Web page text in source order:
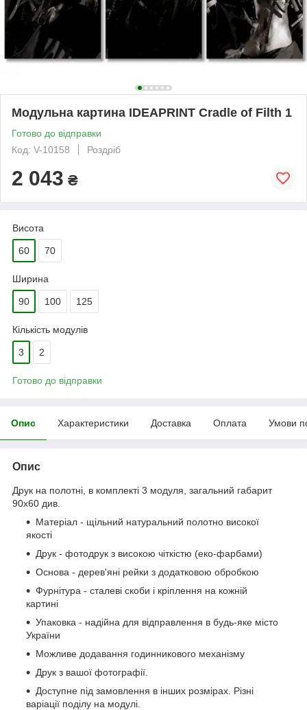
Модульна картина IDEAPRINT Cradle of Filth 1
Готово до відправки
Код: V-10158
Роздріб
2 043 ₴
Висота
60 70
Ширина
90 100 125
Кількість модулів
3 2
Готово до відправки
Опис Характеристики Доставка Оплата Умови
Опис
Друк на полотні, в комплекті 3 модуля, загальний габарит
90x60 див.
Матеріал - щільний натуральний полотно високої
якості
Друк - фотодрук з високою чіткістю (еко-фарбами)
Основа - дерев'яні рейки з додатковою обробкою
Фурнітура - сталеві скоби і кріплення на кожній
картині
Упаковка - надійна для відправлення в будь-яке місто
України
Можливе додавання годинникового механізму
Друк з вашої фотографії.
Доступне під замовлення в інших розмірах. Різні
варіації поділу на модулі.